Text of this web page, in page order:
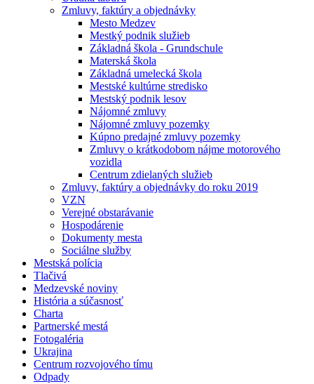
Zmluvy, faktúry a objednávky
Mesto Medzev
Mestký podnik služieb
Základná škola - Grundschule
Materská škola
Základná umelecká škola
Mestské kultúrne stredisko
Mestský podnik lesov
Nájomné zmluvy
Nájomné zmluvy pozemky
Kúpno predajné zmluvy pozemky
Zmluvy o krátkodobom nájme motorového
vozidla
Centrum zdielaných služieb
Zmluvy, faktúry a objednávky do roku 2019
VZN
Verejné obstarávanie
Hospodárenie
Dokumenty mesta
Sociálne služby
Mestská polícia
Tlačivá
Medzevské noviny
História a súčasnosť
Charta
Partnerské mestá
Fotogaléria
Ukrajina
Centrum rozvojového tímu
Odpady